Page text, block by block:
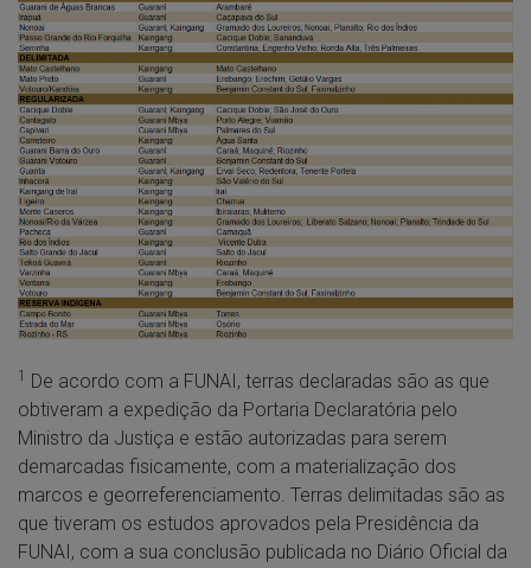
1
De acordo com a FUNAI, terras declaradas são as que
obtiveram a expedição da Portaria Declaratória pelo
Ministro da Justiça e estão autorizadas para serem
demarcadas fisicamente, com a materialização dos
marcos e georreferenciamento. Terras delimitadas são as
que tiveram os estudos aprovados pela Presidência da
FUNAI, com a sua conclusão publicada no Diário Oficial da